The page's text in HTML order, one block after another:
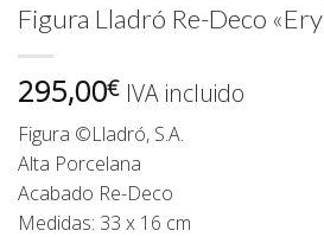
Figura Lladró Re-Deco
295,00€ IVA incluido
Figura ©Lladró, S.A.
Alta Porcelana
Acabado Re-Deco
Medidas: 33 x 16 cm